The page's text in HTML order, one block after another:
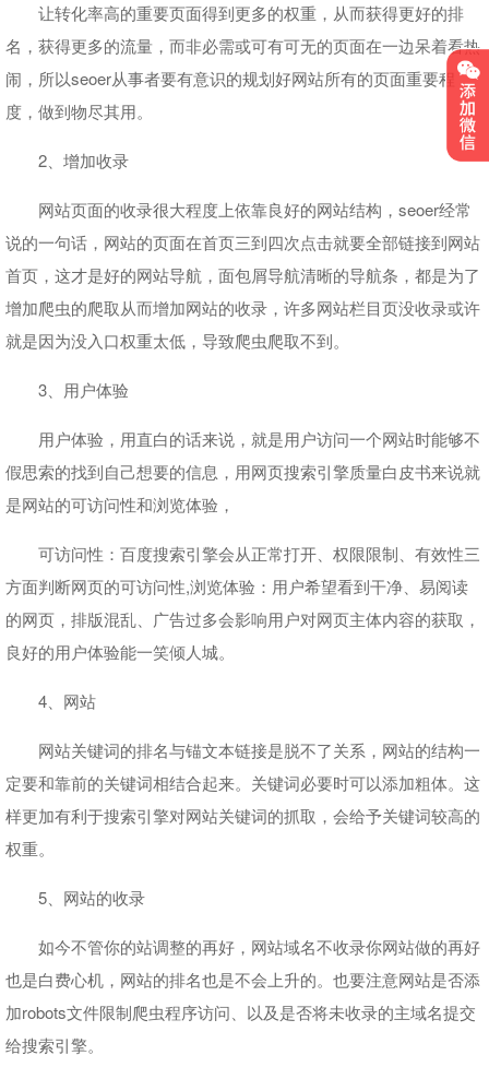
让转化率高的重要页面得到更多的权重，从而获得更好的排
名，获得更多的流量，而非必需或可有可无的页面在一边呆着看热
闹，所以seoer从事者要有意识的规划好网站所有的页面重要程
度，做到物尽其用。
2、增加收录
网站页面的收录很大程度上依靠良好的网站结构，seoer经常
说的一句话，网站的页面在首页三到四次点击就要全部链接到网站
首页，这才是好的网站导航，面包屑导航清晰的导航条，都是为了
增加爬虫的爬取从而增加网站的收录，许多网站栏目页没收录或许
就是因为没入口权重太低，导致爬虫爬取不到。
3、用户体验
用户体验，用直白的话来说，就是用户访问一个网站时能够不
假思索的找到自己想要的信息，用网页搜索引擎质量白皮书来说就
是网站的可访问性和浏览体验，
可访问性：百度搜索引擎会从正常打开、权限限制、有效性三
方面判断网页的可访问性,浏览体验：用户希望看到干净、易阅读
的网页，排版混乱、广告过多会影响用户对网页主体内容的获取，
良好的用户体验能一笑倾人城。
4、网站
网站关键词的排名与锚文本链接是脱不了关系，网站的结构一
定要和靠前的关键词相结合起来。关键词必要时可以添加粗体。这
样更加有利于搜索引擎对网站关键词的抓取，会给予关键词较高的
权重。
5、网站的收录
如今不管你的站调整的再好，网站域名不收录你网站做的再好
也是白费心机，网站的排名也是不会上升的。也要注意网站是否添
加robots文件限制爬虫程序访问、以及是否将未收录的主域名提交
给搜索引擎。